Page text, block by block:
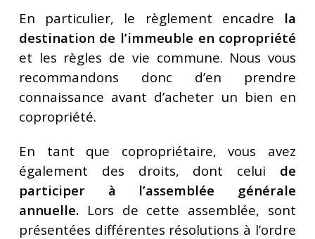
En particulier, le règlement encadre la
destination de l’immeuble en copropriété
et les règles de vie commune. Nous vous
recommandons donc d’en prendre
connaissance avant d’acheter un bien en
copropriété.
En tant que copropriétaire, vous avez
également des droits, dont celui de
participer à l’assemblée générale
annuelle.Lors de cette assemblée, sont
présentées différentes résolutions à l’ordre